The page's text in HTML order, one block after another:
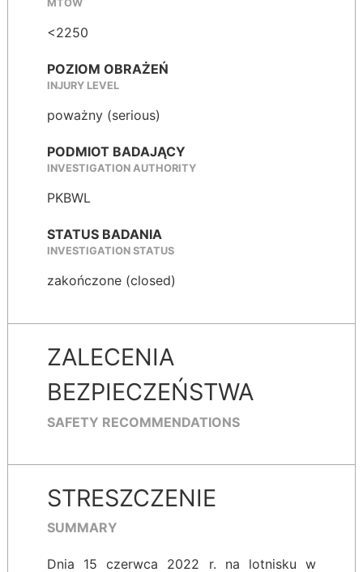
MTOW
<2250
POZIOM OBRAŻEŃ
INJURY LEVEL
poważny (serious)
PODMIOT BADAJĄCY
INVESTIGATION AUTHORITY
PKBWL
STATUS BADANIA
INVESTIGATION STATUS
zakończone (closed)
ZALECENIA
BEZPIECZEŃSTWA
SAFETY RECOMMENDATIONS
STRESZCZENIE
SUMMARY
Dnia 15 czerwca 2022 r. na lotnisku w